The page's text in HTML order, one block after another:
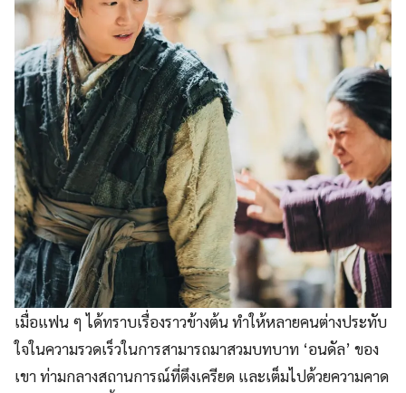
เมื่อแฟน ๆ ได้ทราบเรื่องราวข้างต้น ทำให้หลายคนต่างประทับ
ใจในความรวดเร็วในการสามารถมาสวมบทบาท ‘อนดัล’ ของ
เขา ท่ามกลางสถานการณ์ที่ตึงเครียด และเต็มไปด้วยความคาด